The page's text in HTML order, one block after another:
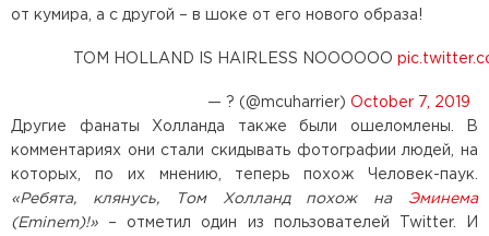
от кумира, а с другой – в шоке от его нового образа!
TOM HOLLAND IS HAIRLESS NOOOOOO
— ? (@mcuharrier) October 7, 2019
Другие фанаты Холланда также были ошеломлены. В
комментариях они стали скидывать фотографии людей, на
которых, по их мнению, теперь похож Человек-паук.
«Ребята, клянусь, Том Холланд похож на Эминема
(Eminem)!» – отметил один из пользователей Twitter. И